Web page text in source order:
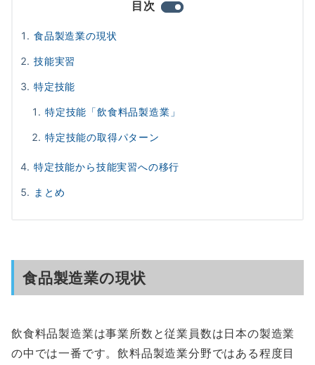
目次
食品製造業の現状
技能実習
特定技能
特定技能「飲食料品製造業」
特定技能の取得パターン
特定技能から技能実習への移行
まとめ
食品製造業の現状
飲食料品製造業は事業所数と従業員数は日本の製造業
の中では一番です。飲料品製造業分野ではある程度目